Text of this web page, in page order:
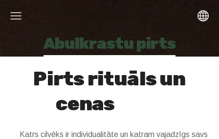
Abulkrastu pirts
Pirts rituāls un
cenas
Katrs cilvēks ir individualitāte un katram vajadzīgs savs